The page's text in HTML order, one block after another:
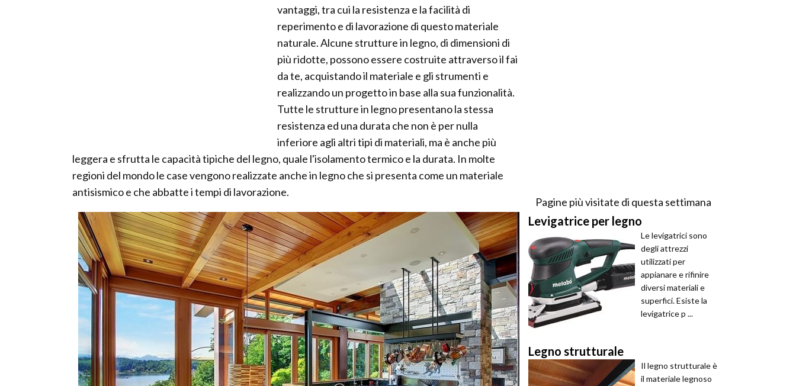
vantaggi, tra cui la resistenza e la facilità di
reperimento e di lavorazione di questo materiale
naturale. Alcune strutture in legno, di dimensioni di
più ridotte, possono essere costruite attraverso il fai
da te, acquistando il materiale e gli strumenti e
realizzando un progetto in base alla sua funzionalità.
Tutte le strutture in legno presentano la stessa
resistenza ed una durata che non è per nulla
inferiore agli altri tipi di materiali, ma è anche più
leggera e sfrutta le capacità tipiche del legno, quale l'isolamento termico e la durata. In molte
regioni del mondo le case vengono realizzate anche in legno che si presenta come un materiale
antisismico e che abbatte i tempi di lavorazione.
Pagine più visitate di questa settimana
Levigatrice per legno
Le levigatrici sono
degli attrezzi
utilizzati per
appianare e rifinire
diversi materiali e
superfici. Esiste la
levigatrice p ...
Legno strutturale
Il legno strutturale è
il materiale legnoso